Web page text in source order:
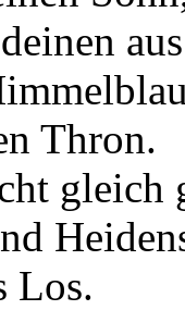
aus
Thron.
gleich
Los.